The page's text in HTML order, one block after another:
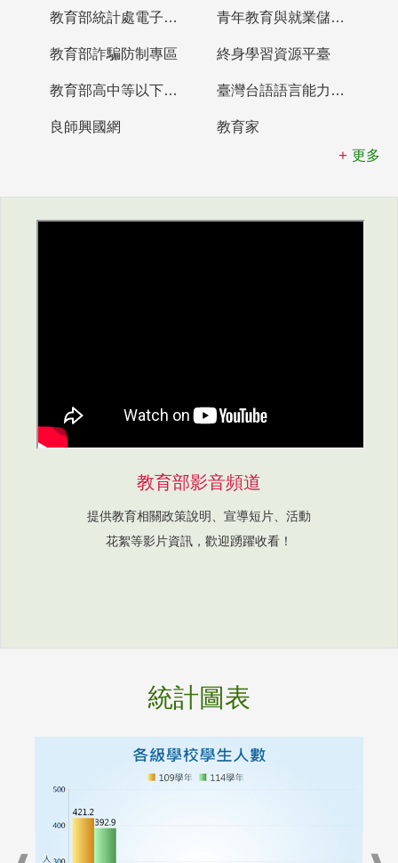
教育部統計處電子書櫃 青年教育與就業儲蓄帳戶
教育部詐騙防制專區 終身學習資源平臺
教育部高中等以下學校及幼兒園教師資格檢定考試 臺灣台語語言能力認證網站
良師興國網
教育家
更多
教育部影音頻道
提供教育相關政策說明、宣導短片、活動
花絮等影片資訊，歡迎踴躍收看！
統計圖表